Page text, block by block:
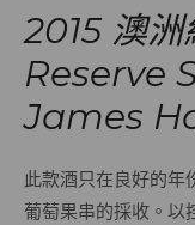
2015 澳
Reserve
James
此款酒只在良好的年
葡萄果串的採收。以